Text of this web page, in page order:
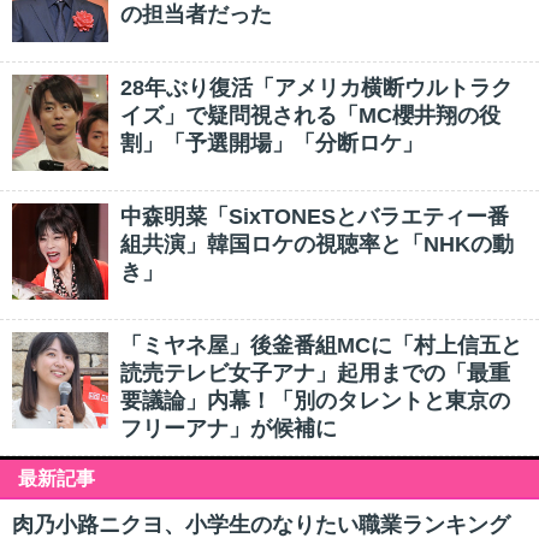
の担当者だった
28年ぶり復活「アメリカ横断ウルトラク
イズ」で疑問視される「MC櫻井翔の役
割」「予選開場」「分断ロケ」
中森明菜「SixTONESとバラエティー番
組共演」韓国ロケの視聴率と「NHKの動
き」
「ミヤネ屋」後釜番組MCに「村上信五と
読売テレビ女子アナ」起用までの「最重
要議論」内幕！「別のタレントと東京の
フリーアナ」が候補に
最新記事
肉乃小路ニクヨ、小学生のなりたい職業ランキング